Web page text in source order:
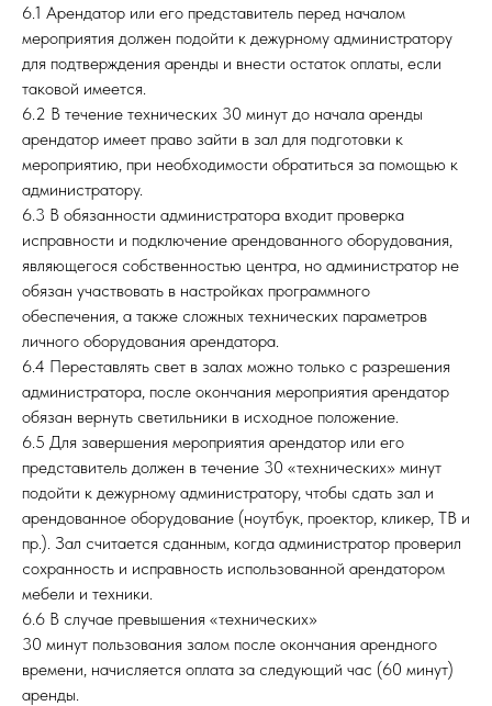
6.1 Арендатор или его представитель перед началом
мероприятия должен подойти к дежурному администратору
для подтверждения аренды и внести остаток оплаты, если
таковой имеется.
6.2 В течение технических 30 минут до начала аренды
арендатор имеет право зайти в зал для подготовки к
мероприятию, при необходимости обратиться за помощью к
администратору.
6.3 В обязанности администратора входит проверка
исправности и подключение арендованного оборудования,
являющегося собственностью центра, но администратор не
обязан участвовать в настройках программного
обеспечения, а также сложных технических параметров
личного оборудования арендатора.
6.4 Переставлять свет в залах можно только с разрешения
администратора, после окончания мероприятия арендатор
обязан вернуть светильники в исходное положение.
6.5 Для завершения мероприятия арендатор или его
представитель должен в течение 30 «технических» минут
подойти к дежурному администратору, чтобы сдать зал и
арендованное оборудование (ноутбук, проектор, кликер, ТВ и
пр.). Зал считается сданным, когда администратор проверил
сохранность и исправность использованной арендатором
мебели и техники.
6.6 В случае превышения «технических»
30 минут пользования залом после окончания арендного
времени, начисляется оплата за следующий час (60 минут)
аренды.